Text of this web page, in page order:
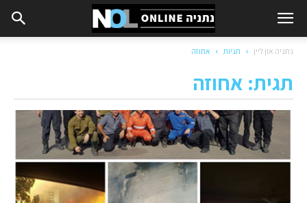
נתניה און ליין תגיות אחוזה
תגית: אחוזה